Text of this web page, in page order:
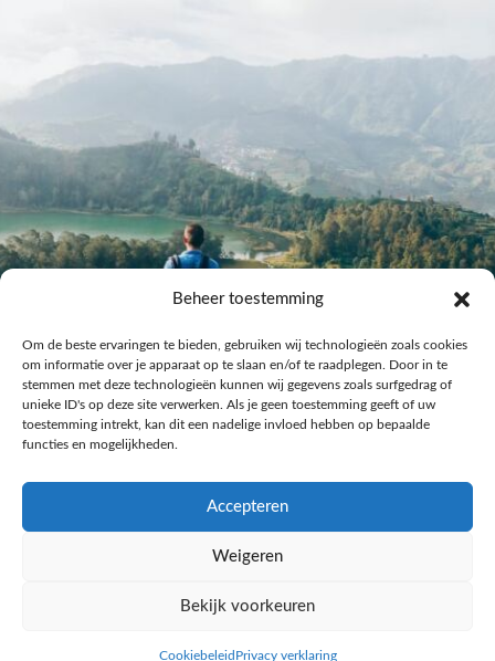
Beheer toestemming
Om de beste ervaringen te bieden, gebruiken wij technologieën zoals cookies
om informatie over je apparaat op te slaan en/of te raadplegen. Door in te
stemmen met deze technologieën kunnen wij gegevens zoals surfgedrag of
unieke ID's op deze site verwerken. Als je geen toestemming geeft of uw
toestemming intrekt, kan dit een nadelige invloed hebben op bepaalde
functies en mogelijkheden.
Accepteren
Weigeren
Bekijk voorkeuren
Cookiebeleid Privacy verklaring
Laat meer posts zien Volg me op Instagram
Copyright © 2016 Reismuts.nl - All rights reserved - Powered by